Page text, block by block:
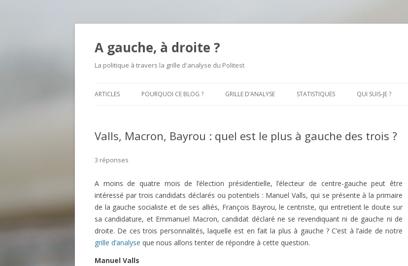
A gauche, à droite ?
La politique à travers la grille d'analyse du Politest
au
ARTICLES POURQUOI CE BLOG ? GRILLE D’ANALYSE
LES VALEURS SUR L’IDENTITÉ ET
LA RESPONSABILITÉ
LE PROFIL POLITIQUE
STATISTIQUES
PROFILS DE DROITE/DE GAUCHE
QUI SUIS-JE ?
Valls, Macron, Bayrou : quel est le plus à gauche des trois ?
3 réponses
A moins de quatre mois de l’élection présidentielle, l’électeur de centre-gauche peut être
intéressé par trois candidats déclarés ou potentiels : Manuel Valls, qui se présente à la primaire
de la gauche socialiste et de ses alliés, François Bayrou, le centriste, qui entretient le doute sur
sa candidature, et Emmanuel Macron, candidat déclaré ne se revendiquant ni de gauche ni de
droite. De ces trois personnalités, laquelle est en fait la plus à gauche ? C’est à l’aide de notre
grille d’analyse que nous allons tenter de répondre à cette question.
Manuel Valls